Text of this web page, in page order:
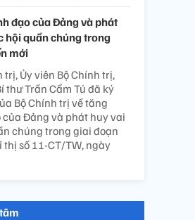
đạo của Đảng và phát
hội quần chúng trong
mới
trị, Ủy viên Bộ Chính trị,
thư Trần Cẩm Tú đã ký
Bộ Chính trị về tăng
Đảng và phát huy vai
chúng trong giai đoạn
số 11-CT/TW, ngày